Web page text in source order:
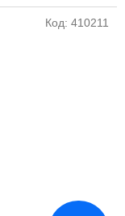
Код: 410211